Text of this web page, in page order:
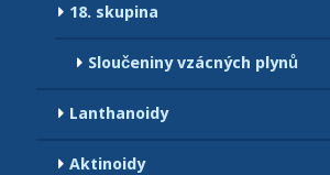
18. skupina
Sloučeniny vzácných plynů
Lanthanoidy
Aktinoidy